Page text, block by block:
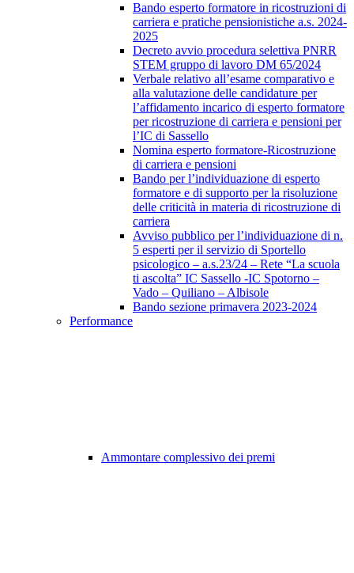
Bando esperto formatore in ricostruzioni di
carriera e pratiche pensionistiche a.s. 2024-
2025
Decreto avvio procedura selettiva PNRR
STEM gruppo di lavoro DM 65/2024
Verbale relativo all’esame comparativo e
alla valutazione delle candidature per
l’affidamento incarico di esperto formatore
per ricostruzione di carriera e pensioni per
l’IC di Sassello
Nomina esperto formatore-Ricostruzione
di carriera e pensioni
Bando per l’individuazione di esperto
formatore e di supporto per la risoluzione
delle criticità in materia di ricostruzione di
carriera
Avviso pubblico per l’individuazione di n.
5 esperti per il servizio di Sportello
psicologico – a.s.23/24 – Rete “La scuola
ti ascolta” IC Sassello -IC Spotorno –
Vado – Quiliano – Albisole
Bando sezione primavera 2023-2024
Performance
Ammontare complessivo dei premi